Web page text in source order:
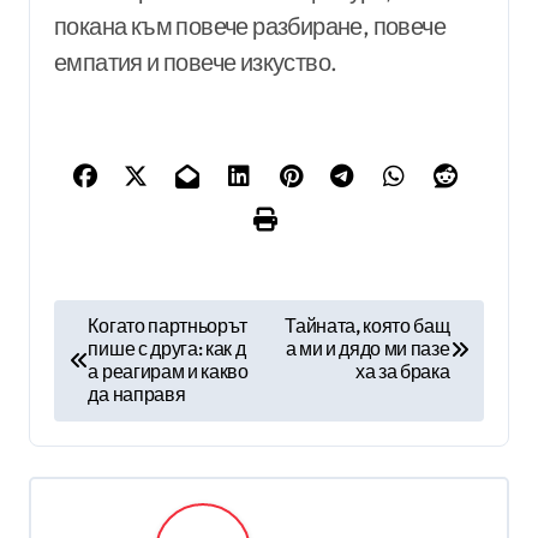
покана към повече разбиране, повече
емпатия и повече изкуство.
и
г
Когато партньорът
пише с друга: как д
а реагирам и какво
да направя
Тайната, която бащ
а ми и дядо ми пазе
ха за брака